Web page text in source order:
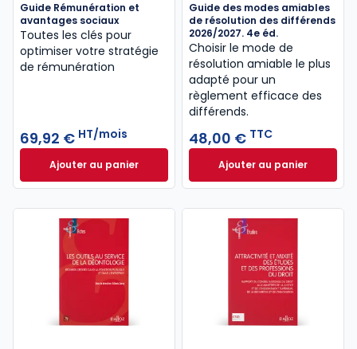
Guide Rémunération et
avantages sociaux
Toutes les clés pour
optimiser votre stratégie
de rémunération
69,92 € HT/mois
Ajouter au panierGuide Rémunération et avantages sociaux à
Guide des modes amiables
de résolution des différends
2026/2027. 4e éd.
Choisir le mode de
résolution amiable le plus
adapté pour un
règlement efficace des
différends.
48,00 € TTC
Ajouter au panierGuide des modes